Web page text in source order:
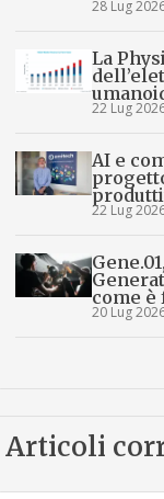
28 Lug
La
22 Lug
AI e
22 Lug
come è
20 Lug
Articoli